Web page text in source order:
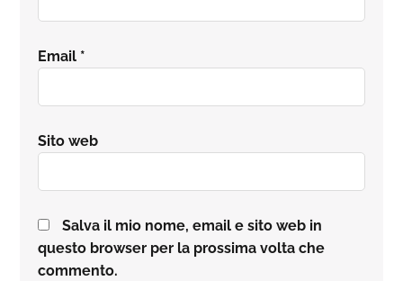
Email *
Sito web
Salva il mio nome, email e sito web in
questo browser per la prossima volta che
commento.